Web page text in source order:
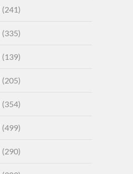
(241)
(335)
(139)
(205)
(354)
(499)
(290)